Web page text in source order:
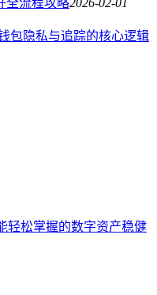
全流程攻略2026-02-01
包隐私与追踪的核心逻辑
轻松掌握的数字资产稳健